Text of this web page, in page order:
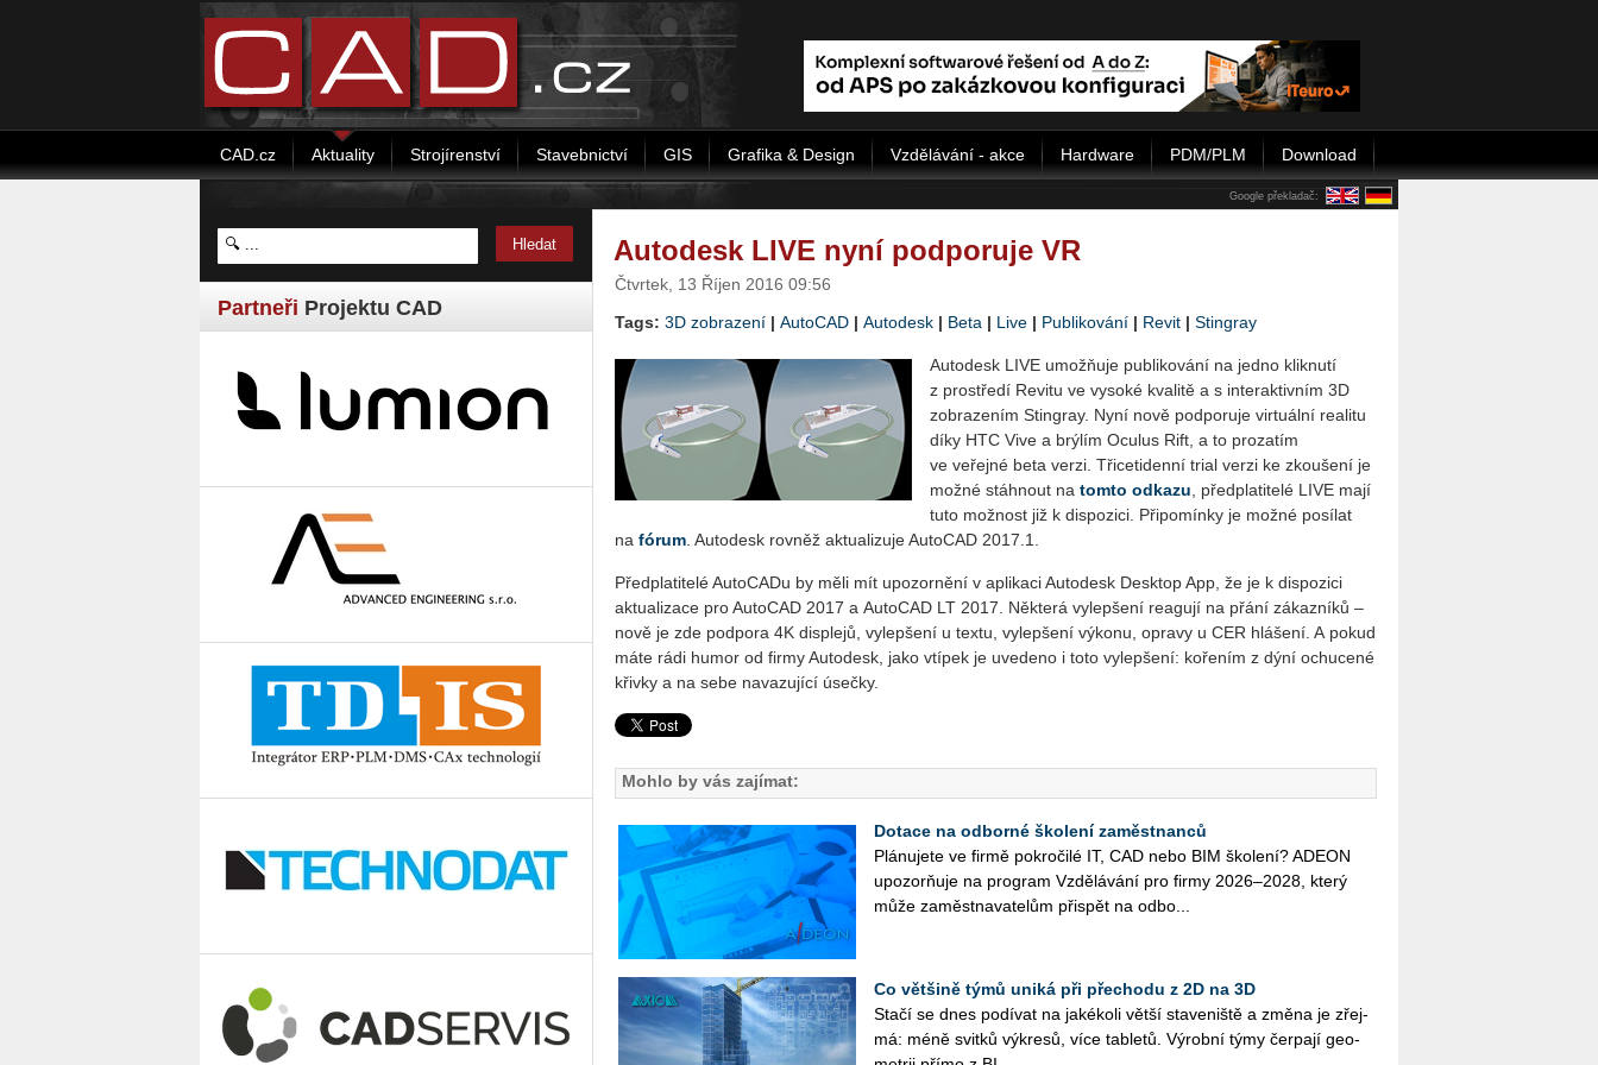
CAD.cz Aktuality Strojírenství Stavebnictví GIS Grafika & Design Vzdělávání - akce Hardware PDM/PLM Download
Google překladač:
Partneři Projektu CAD
Autodesk LIVE nyní podporuje VR
Čtvrtek, 13 Říjen 2016 09:56
Tags: 3D zobrazení | AutoCAD | Autodesk | Beta | Live | Publikování | Revit | Stingray
Autodesk LIVE umožňuje publikování na jedno kliknutí
z prostředí Revitu ve vysoké kvalitě a s interaktivním 3D
zobrazením Stingray. Nyní nově podporuje virtuální realitu
díky HTC Vive a brýlím Oculus Rift, a to prozatím
ve veřejné beta verzi. Třicetidenní trial verzi ke zkoušení je
možné stáhnout na tomto odkazu , předplatitelé LIVE mají
tuto možnost již k dispozici. Připomínky je možné posílat
na fórum . Autodesk rovněž aktualizuje AutoCAD 2017.1.
Předplatitelé AutoCADu by měli mít upozornění v aplikaci Autodesk Desktop App, že je k dispozici
aktualizace pro AutoCAD 2017 a AutoCAD LT 2017. Některá vylepšení reagují na přání zákazníků –
nově je zde podpora 4K displejů, vylepšení u textu, vylepšení výkonu, opravy u CER hlášení. A pokud
máte rádi humor od firmy Autodesk, jako vtípek je uvedeno i toto vylepšení: kořením z dýní ochucené
křivky a na sebe navazující úsečky.
Mohlo by vás zajímat:
Dotace na odborné školení zaměstnanců
Plá­nu­je­te ve firmě po­kro­či­lé IT, CAD nebo BIM ško­le­ní? ADEON
upo­zorňuje na pro­gram Vzdě­lá­vá­ní pro firmy 2026–2028, který
může za­měst­na­va­te­lům při­spět na od­bo...
Co většině týmů uniká při přechodu z 2D na 3D
Stačí se dnes po­dí­vat na ja­ké­ko­li větší sta­ve­niš­tě a změna je zřej­
má: méně svit­ků vý­kre­sů, více table­tů. Vý­rob­ní týmy čer­pa­jí ge­o­